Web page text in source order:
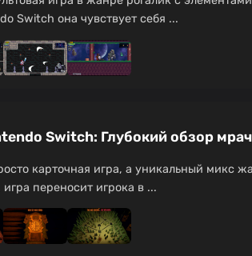
Switch она чувствует себя ...
Switch: Глубокий обзор
карточная игра, а уникальный микс
переносит игрока в ...